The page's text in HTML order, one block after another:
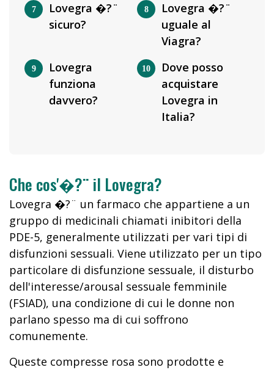
Lovegra �?¨
sicuro?
Lovegra �?¨
uguale al
Viagra?
Lovegra
funziona
davvero?
Dove posso
acquistare
Lovegra in
Italia?
Che cos'�?¨ il Lovegra?
Lovegra �?¨ un farmaco che appartiene a un
gruppo di medicinali chiamati inibitori della
PDE-5, generalmente utilizzati per vari tipi di
disfunzioni sessuali. Viene utilizzato per un tipo
particolare di disfunzione sessuale, il disturbo
dell'interesse/arousal sessuale femminile
(FSIAD), una condizione di cui le donne non
parlano spesso ma di cui soffrono
comunemente.
Queste compresse rosa sono prodotte e